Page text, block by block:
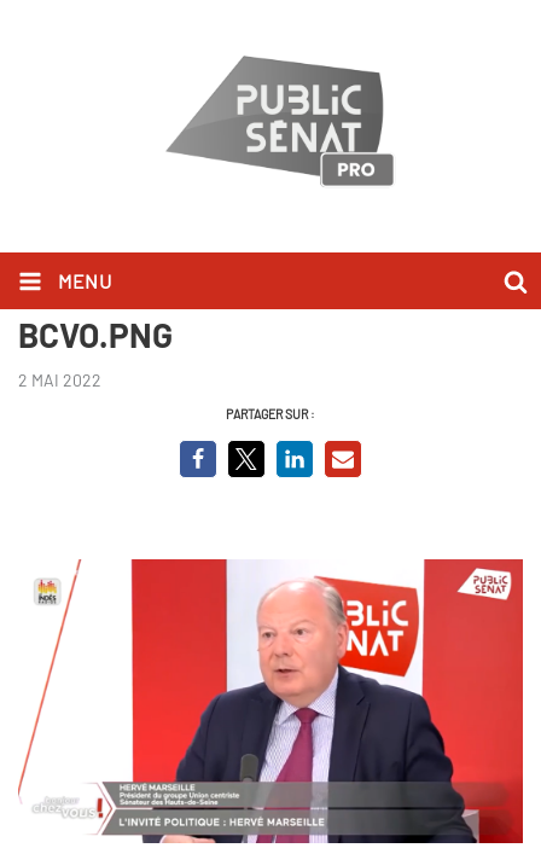
MENU
Capture Hervé Marseille
BCVO.PNG
2 MAI 2022
PARTAGER SUR :